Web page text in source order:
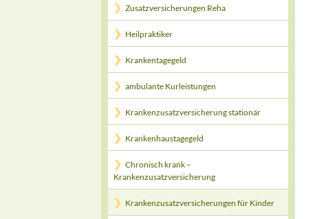
Zusatzversicherungen Reha
Heilpraktiker
Krankentagegeld
ambulante Kurleistungen
Krankenzusatzversicherung stationär
Krankenhaustagegeld
Chronisch krank –
Krankenzusatzversicherung
Krankenzusatzversicherungen für Kinder